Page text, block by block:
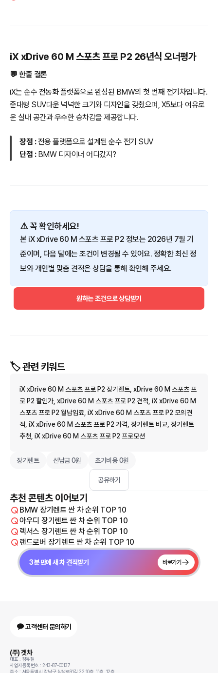
iX xDrive 60 M 스포츠 프로 P2 26년식 오너평가
💬 한줄 결론
iX는 순수 전동화 플랫폼으로 완성된 BMW의 첫 번째 전기차입니다.
준대형 SUV다운 넉넉한 크기와 디자인을 갖췄으며, X5보다 여유로
운 실내 공간과 우수한 승차감을 제공합니다.
장점 :전용 플랫폼으로 설계된 순수 전기 SUV
단점 : BMW 디자이너 어디갔지?
⚠️ 꼭 확인하세요!
본 iX xDrive 60 M 스포츠 프로 P2 정보는 2026년 7월 기
준이며, 다음 달에는 조건이 변경될 수 있어요. 정확한 최신 정
보와 개인별 맞춤 견적은 상담을 통해 확인해 주세요.
원하는 조건으로 상담받기
🏷️ 관련 키워드
iX xDrive 60 M 스포츠 프로 P2 장기렌트, xDrive 60 M 스포츠 프
로 P2 할인가, xDrive 60 M 스포츠 프로 P2 견적, iX xDrive 60 M
스포츠 프로 P2 월납입료, iX xDrive 60 M 스포츠 프로 P2 모의견
적, iX xDrive 60 M 스포츠 프로 P2 가격, 장기렌트 비교, 장기렌트
추천, iX xDrive 60 M 스포츠 프로 P2 프로모션
장기렌트 선납금 0원 초기비용 0원
공유하기
추천 콘텐츠 이어보기
BMW 장기렌트 싼 차 순위 TOP 10
아우디 장기렌트 싼 차 순위 TOP 10
렉서스 장기렌트 싼 차 순위 TOP 10
랜드로버 장기렌트 싼 차 순위 TOP 10
3분 만에 새 차 견적받기 바로가기
고객센터 문의하기
(주) 겟차
대표 : 정유철
사업자등록번호 : 243-87-00137
주소 : 서울특별시 강남구 삼성로91길 32 10층, 11층, 12층